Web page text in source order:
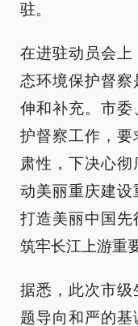
驻。
在进驻动员会上
态环境保护督察
伸和补充。市委
护督察工作，要
肃性，下决心
动美丽重庆建设
打造美丽中国先
筑牢长江上游重
据悉，此次市级
题导向和严的